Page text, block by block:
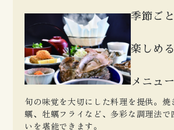
季節ご
楽しめる
メニュー
旬の味覚を大切にした料理を提供。焼
蠣、牡蠣フライなど、多彩な調理法で
いを堪能できます。